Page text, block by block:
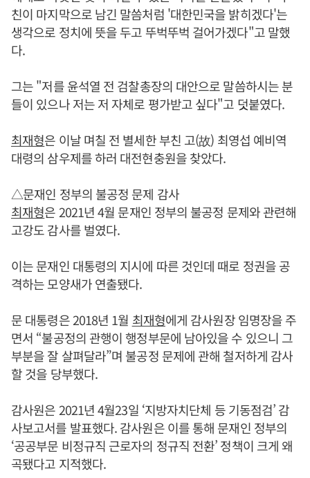
친이 마지막으로 남긴 말씀처럼 '대한민국을 밝히겠다'는
생각으로 정치에 뜻을 두고 뚜벅뚜벅 걸어가겠다"고 말했
다.
그는 "저를 윤석열 전 검찰총장의 대안으로 말씀하시는 분
들이 있으나 저는 저 자체로 평가받고 싶다"고 덧붙였다.
최재형은 이날 며칠 전 별세한 부친 고(故) 최영섭 예비역
대령의 삼우제를 하러 대전현충원을 찾았다.
△문재인 정부의 불공정 문제 감사
최재형은 2021년 4월 문재인 정부의 불공정 문제와 관련해
고강도 감사를 벌였다.
이는 문재인 대통령의 지시에 따른 것인데 때로 정권을 공
격하는 모양새가 연출됐다.
문 대통령은 2018년 1월 최재형에게 감사원장 임명장을 주
면서 “불공정의 관행이 행정부문에 남아있을 수 있으니 그
부분을 잘 살펴달라”며 불공정 문제에 관해 철저하게 감사
할 것을 당부했다.
감사원은 2021년 4월23일 ‘지방자치단체 등 기동점검’ 감
사보고서를 발표했다. 감사원은 이를 통해 문재인 정부의
‘공공부문 비정규직 근로자의 정규직 전환’ 정책이 크게 왜
곡됐다고 지적했다.